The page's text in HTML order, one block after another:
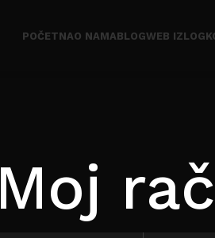
POČETNAO NAMABLOGWEB IZLOG
Moj